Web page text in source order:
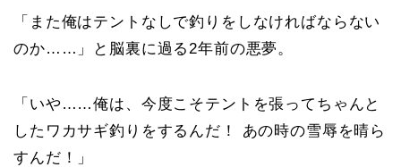
「また俺はテントなしで釣りをしなければならない
のか……」と脳裏に過る2年前の悪夢。
「いや……俺は、今度こそテントを張ってちゃんと
したワカサギ釣りをするんだ！ あの時の雪辱を晴ら
すんだ！」